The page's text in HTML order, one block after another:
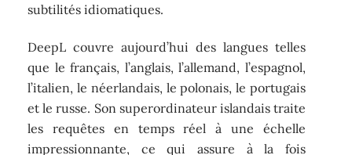
subtilités idiomatiques.
DeepL couvre aujourd’hui des langues telles
que le français, l’anglais, l’allemand, l’espagnol,
l’italien, le néerlandais, le polonais, le portugais
et le russe. Son superordinateur islandais traite
les requêtes en temps réel à une échelle
impressionnante, ce qui assure à la fois